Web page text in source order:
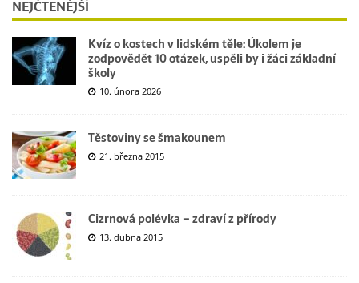
NEJČTENĚJŠÍ
Kvíz o kostech v lidském těle: Úkolem je
zodpovědět 10 otázek, uspěli by i žáci základní
školy
10. února 2026
Těstoviny se šmakounem
21. března 2015
Cizrnová polévka – zdraví z přírody
13. dubna 2015